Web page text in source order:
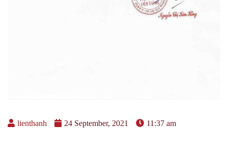
lienthanh 24 September, 2021 11:37 am